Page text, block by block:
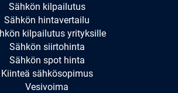
Sähkön kilpailutus
Sähkön hintavertailu
kilpailutus yrityksille
Sähkön siirtohinta
Sähkön spot hinta
Kiinteä sähkösopimus
Vesivoima